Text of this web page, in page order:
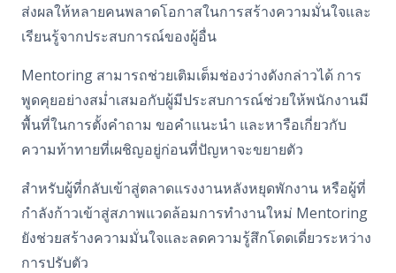
ส่งผลให้หลายคนพลาดโอกาสในการสร้างความมั่นใจและ
เรียนรู้จากประสบการณ์ของผู้อื่น
Mentoring สามารถช่วยเติมเต็มช่องว่างดังกล่าวได้ การ
พูดคุยอย่างสม่ำเสมอกับผู้มีประสบการณ์ช่วยให้พนักงานมี
พื้นที่ในการตั้งคำถาม ขอคำแนะนำ และหารือเกี่ยวกับ
ความท้าทายที่เผชิญอยู่ก่อนที่ปัญหาจะขยายตัว
สำหรับผู้ที่กลับเข้าสู่ตลาดแรงงานหลังหยุดพักงาน หรือผู้ที่
กำลังก้าวเข้าสู่สภาพแวดล้อมการทำงานใหม่ Mentoring
ยังช่วยสร้างความมั่นใจและลดความรู้สึกโดดเดี่ยวระหว่าง
การปรับตัว